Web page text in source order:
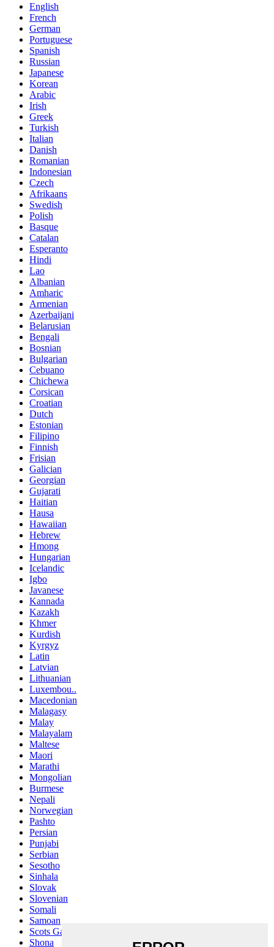
English
French
German
Portuguese
Spanish
Russian
Japanese
Korean
Arabic
Irish
Greek
Turkish
Italian
Danish
Romanian
Indonesian
Czech
Afrikaans
Swedish
Polish
Basque
Catalan
Esperanto
Hindi
Lao
Albanian
Amharic
Armenian
Azerbaijani
Belarusian
Bengali
Bosnian
Bulgarian
Cebuano
Chichewa
Corsican
Croatian
Dutch
Estonian
Filipino
Finnish
Frisian
Galician
Georgian
Gujarati
Haitian
Hausa
Hawaiian
Hebrew
Hmong
Hungarian
Icelandic
Igbo
Javanese
Kannada
Kazakh
Khmer
Kurdish
Kyrgyz
Latin
Latvian
Lithuanian
Luxembou..
Macedonian
Malagasy
Malay
Malayalam
Maltese
Maori
Marathi
Mongolian
Burmese
Nepali
Norwegian
Pashto
Persian
Punjabi
Serbian
Sesotho
Sinhala
Slovak
Slovenian
Somali
Samoan
Scots Gaelic
Shona